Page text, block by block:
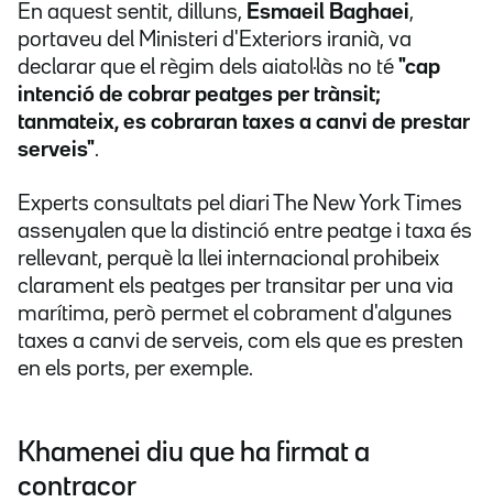
En aquest sentit, dilluns, Esmaeil Baghaei,
portaveu del Ministeri d'Exteriors iranià, va
declarar que el règim dels aiatol·làs no té "cap
intenció de cobrar peatges per trànsit;
tanmateix, es cobraran taxes a canvi de prestar
serveis".
Experts consultats pel diari The New York Times
assenyalen que la distinció entre peatge i taxa és
rellevant, perquè la llei internacional prohibeix
clarament els peatges per transitar per una via
marítima, però permet el cobrament d'algunes
taxes a canvi de serveis, com els que es presten
en els ports, per exemple.
Khamenei diu que ha firmat a
contracor